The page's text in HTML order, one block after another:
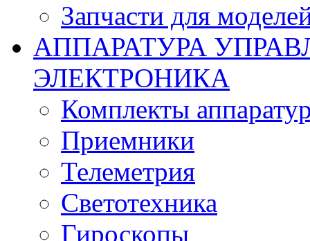
Запчасти для
АППАРАТУРА
ЭЛЕКТРОНИКА
Комплекты
Приемники
Телеметрия
Светотехника
Гироскопы